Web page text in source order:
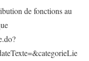
de fonctions au